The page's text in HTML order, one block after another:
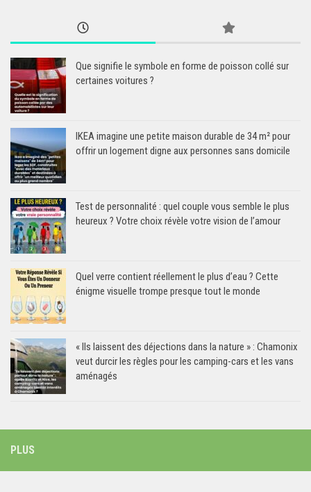
Que signifie le symbole en forme de poisson collé sur
certaines voitures ?
IKEA imagine une petite maison durable de 34 m² pour
offrir un logement digne aux personnes sans domicile
Test de personnalité : quel couple vous semble le plus
heureux ? Votre choix révèle votre vision de l’amour
Quel verre contient réellement le plus d’eau ? Cette
énigme visuelle trompe presque tout le monde
« Ils laissent des déjections dans la nature » : Chamonix
veut durcir les règles pour les camping-cars et les vans
aménagés
PLUS